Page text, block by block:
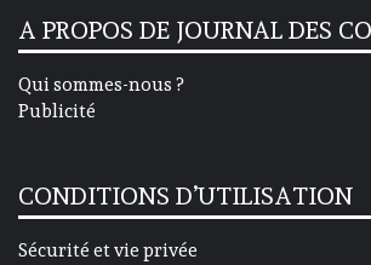
A PROPOS DE JOURNAL DES
Qui sommes-nous ?
Publicité
CONDITIONS D’UTILISATION
Sécurité et vie privée